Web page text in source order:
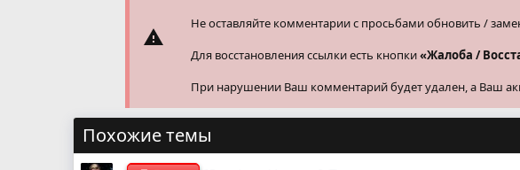
Не оставляйте комментарии с просьбами обновить /
Для восстановления ссылки есть кнопки«Жалоба /
При нарушении Ваш комментарий будет удален, а Ваш
Похожие темы